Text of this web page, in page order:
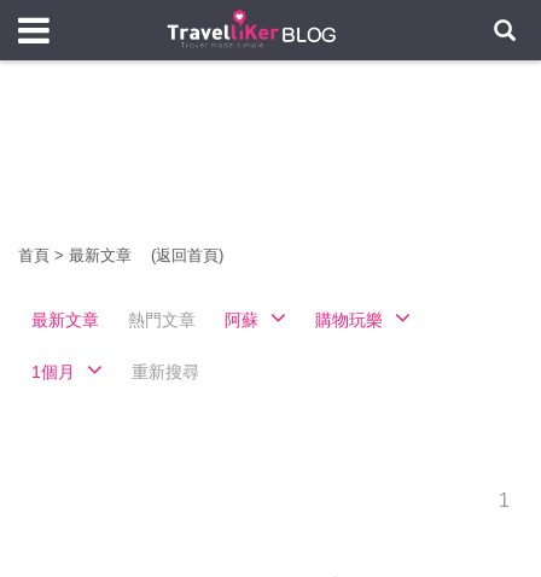
首頁 > 最新文章 (返回首頁)
最新文章 熱門文章 阿蘇 購物玩樂
1個月 重新搜尋
1